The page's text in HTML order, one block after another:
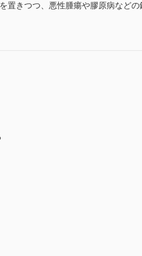
置きつつ、悪性腫瘍や膠原病など